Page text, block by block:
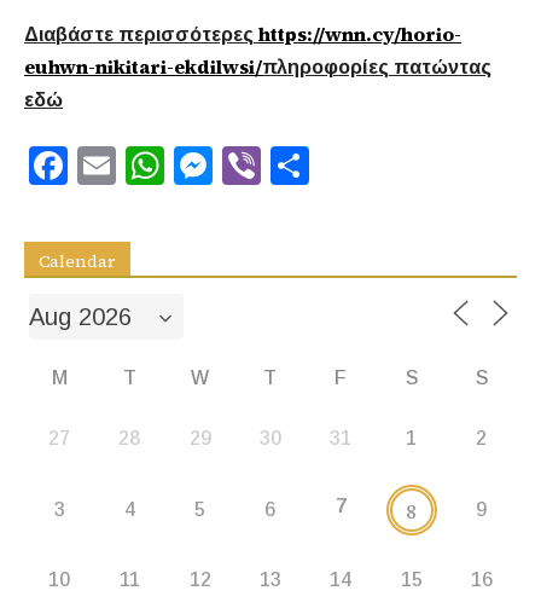
Διαβάστε περισσότερες https://wnn.cy/horio-
euhwn-nikitari-ekdilwsi/πληροφορίες πατώντας
εδώ
Facebook
EmailWhatsApp
Messenger
Viber
Calendar
M T W T F S S
27 28 29 30 31 1 2
3 4 5 6 7 8 9
10 11 12 13 14 15 16